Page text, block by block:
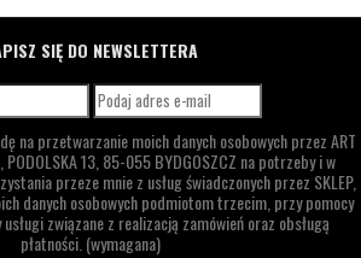
SIĘ DO NEWSLETTERA
na przetwarzanie moich danych osobowych przezART
PODOLSKA 13,85-055 BYDGOSZCZ na potrzeby i w
przeze mnie z usług świadczonych przez SKLEP,
danych osobowych podmiotom trzecim, przy pomocy
związane z realizacją zamówień oraz obsługą
płatności.(wymagana)